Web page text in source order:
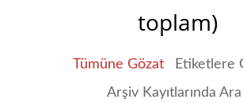
toplam)
Tümüne Gözat
Etiketlere
Arşiv Kayıtlarında Ara